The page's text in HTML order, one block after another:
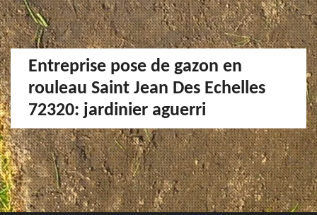
Entreprise pose de gazon en
rouleau Saint Jean Des Echelles
72320: jardinier aguerri